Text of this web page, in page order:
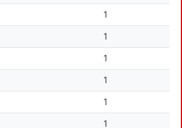
1
1
1
1
1
1